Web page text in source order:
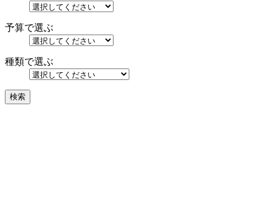
予算で選ぶ
種類で選ぶ